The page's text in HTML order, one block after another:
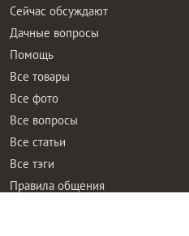
Сейчас обсуждают
Дачные вопросы
Помощь
Все товары
Все фото
Все вопросы
Все статьи
Все тэги
Правила общения